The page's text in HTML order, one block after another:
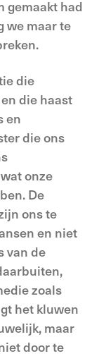
gemaakt had
we maar te
die
die haast
en
die ons
onze
De
ons te
en niet
van de
zoals
het kluwen
maar
door te